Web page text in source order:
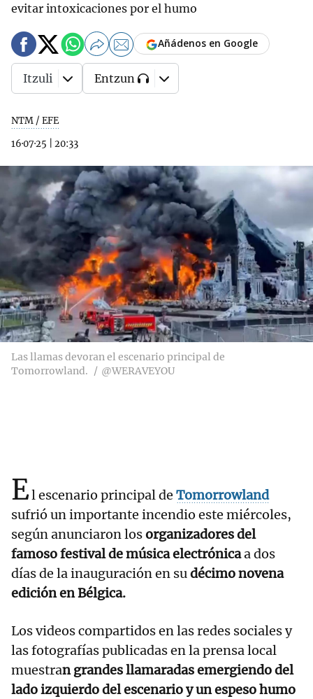
evitar intoxicaciones por el humo
NTM / EFE
16·07·25
20:33
Añádenos en Google
Itzuli Entzun
Las llamas devoran el escenario principal de
Tomorrowland.
@WERAVEYOU
El escenario principal de Tomorrowland
sufrió un importante incendio este miércoles,
según anunciaron losorganizadores del
famoso festival de música electrónicaa dos
días de la inauguración en sudécimo novena
edición en Bélgica.
Los videos compartidos en las redes sociales y
las fotografías publicadas en la prensa local
muestran grandes llamaradas emergiendo del
lado izquierdo del escenario y un espeso humo